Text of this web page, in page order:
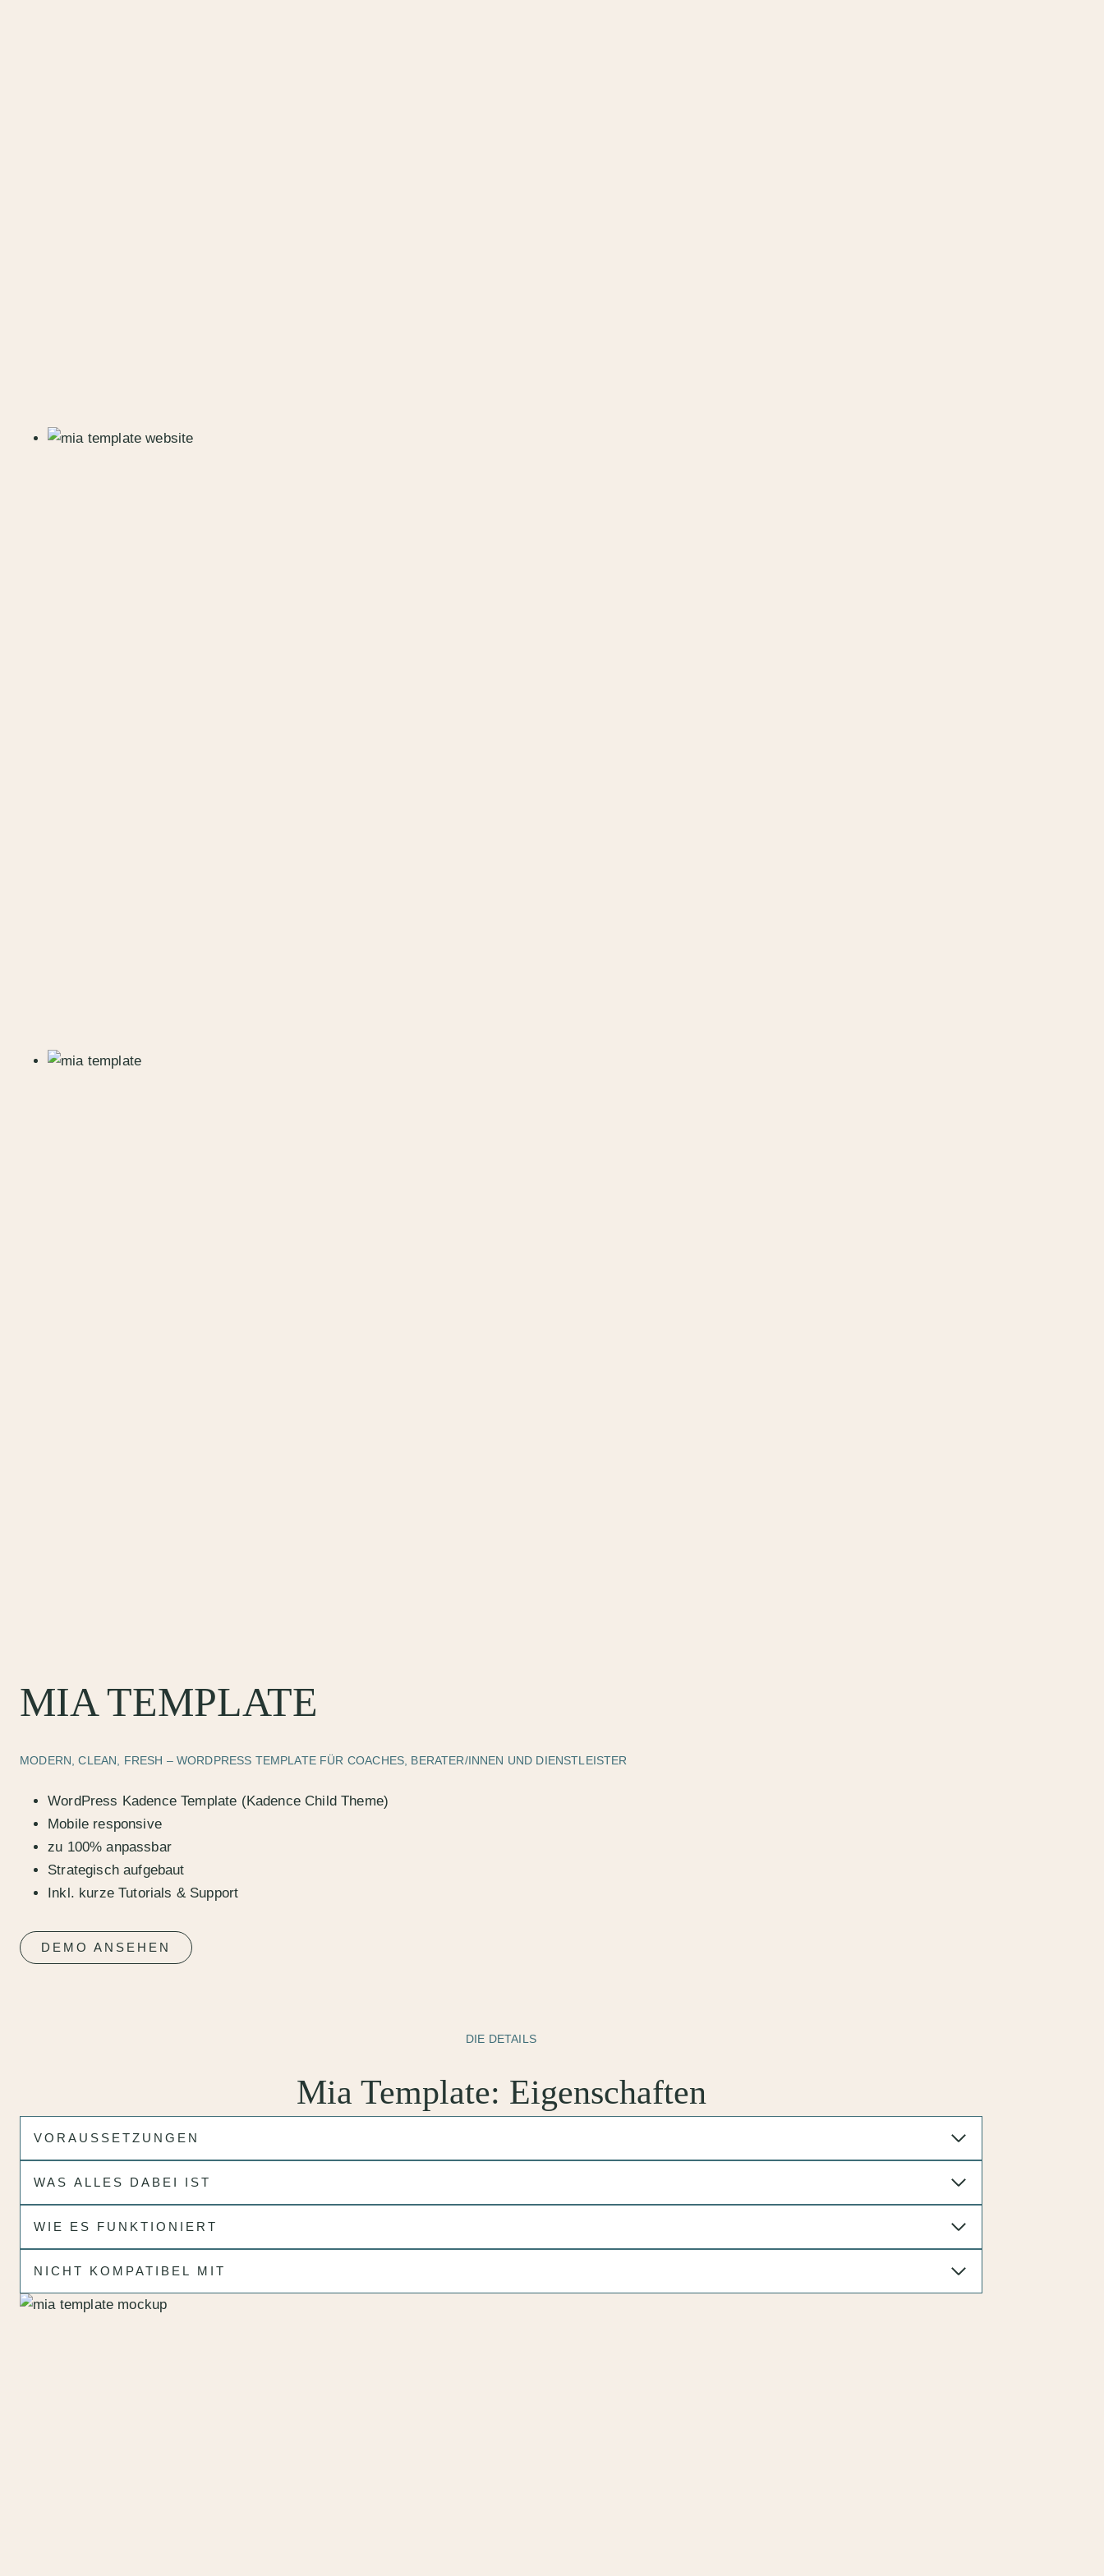
MIA TEMPLATE
MODERN, CLEAN, FRESH – WORDPRESS TEMPLATE FÜR COACHES, BERATER/INNEN UND DIENSTLEISTER
WordPress Kadence Template (Kadence Child Theme)
Mobile responsive
zu 100% anpassbar
Strategisch aufgebaut
Inkl. kurze Tutorials & Support
DEMO ANSEHEN
DIE DETAILS
Mia Template: Eigenschaften
VORAUSSETZUNGEN
WAS ALLES DABEI IST
WIE ES FUNKTIONIERT
NICHT KOMPATIBEL MIT